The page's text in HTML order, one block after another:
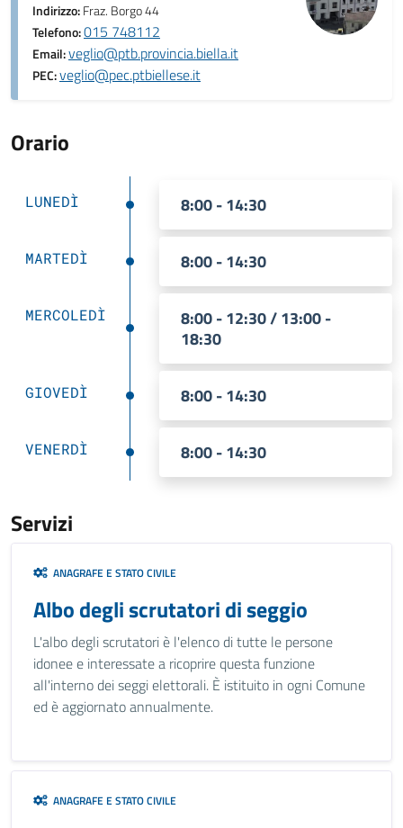
Indirizzo:Fraz. Borgo 44
Telefono:015 748112
Email:veglio@ptb.provincia.biella.it
PEC:veglio@pec.ptbiellese.it
Orario
LUNEDÌ 8:00 - 14:30
MARTEDÌ 8:00 - 14:30
MERCOLEDÌ
8:00 - 12:30 / 13:00 -
18:30
GIOVEDÌ 8:00 - 14:30
VENERDÌ 8:00 - 14:30
Servizi
ANAGRAFE E STATO CIVILE
Albo degli scrutatori di seggio
L'albo degli scrutatori è l'elenco di tutte le persone
idonee e interessate a ricoprire questa funzione
all'interno dei seggi elettorali. È istituito in ogni Comune
ed è aggiornato annualmente.
ANAGRAFE E STATO CIVILE